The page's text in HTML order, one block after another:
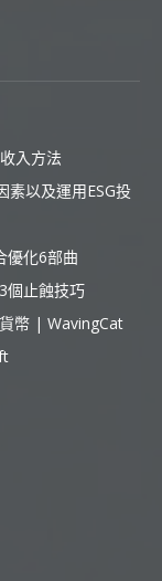
入方法
素以及運用ESG投
優化6部曲
個止蝕技巧
幣 | WavingCat